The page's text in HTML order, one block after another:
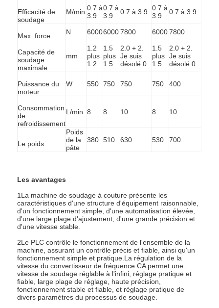
A propos de nous
Contrôle de la qualité
Contact
nouvelles
Tous les cas
Parlez Maintenant.
Machine portative de soudage par points
Machine de soudage à point stationnaire
machine principale multi de soudage par points
Machine de soudage par points de Tableau
Efficacité de
soudage
M/min 0.7 à
3.9
0.7 à
3.9
0.7 à 3.9
0.7 à
3.9
0.7 à 3.9
Max. force N 60006000 7800 6000 7800
Capacité de
soudage
maximale
mm
1.2
plus
1.2
1.5
plus
1.5
2.0 + 2.
Je suis
désolé.0
1.5
plus
1.5
2.0 + 2.
Je suis
désolé.0
Puissance du
moteur
W 550 750 750 750 400
Consommation
de
refroidissement
L/min 8 8 10 8 10
Le poids
Poids
de la
pâte
380 510 630 530 700
Les avantages
1La machine de soudage à couture présente les
caractéristiques d'une structure d'équipement raisonnable,
d'un fonctionnement simple, d'une automatisation élevée,
d'une large plage d'ajustement, d'une grande précision et
d'une vitesse stable.
2Le PLC contrôle le fonctionnement de l'ensemble de la
machine, assurant un contrôle précis et fiable, ainsi qu'un
fonctionnement simple et pratique.La régulation de la
vitesse du convertisseur de fréquence CA permet une
vitesse de soudage réglable à l'infini, réglage pratique et
fiable, large plage de réglage, haute précision,
fonctionnement stable et fiable, et réglage pratique de
divers paramètres du processus de soudage.